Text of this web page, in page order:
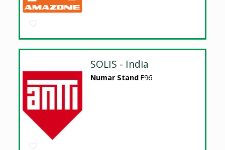
SOLIS - India
Numar Stand E96